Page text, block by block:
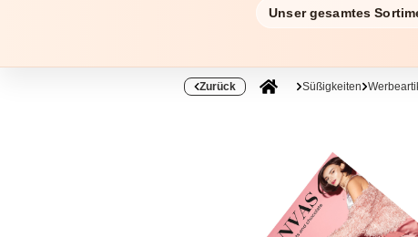
Unser gesamtes
Zurück Süßigkeiten